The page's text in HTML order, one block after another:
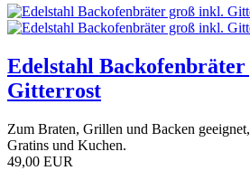
Edelstahl
Gitterrost
Zum Braten, Grillen und Backen
Gratins und Kuchen.
49,00 EUR